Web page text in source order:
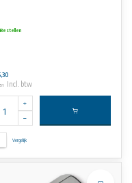
Bestellen
Incl. btw
Vergelijk